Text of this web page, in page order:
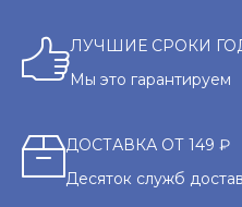
ЛУЧШИЕ СРОКИ
Мы это гарантируем
ДОСТАВКА ОТ 149 ₽
Десяток служб